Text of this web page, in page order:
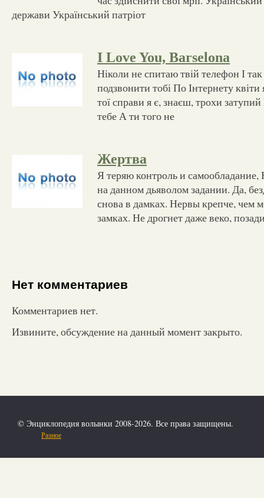
держави Український патріот
I Love You, Barselona
Ніколи не спитаю твій телефон І
подзвонити тобі По Інтернету
тої справи я є, знаєш, трохи
тебе А ти того не
Жертва
Я теряю контроль и
на данном дьяволом задании. Да,
снова в дамках. Нервы крепче, чем
замках. Не дрогнет даже веко,
Нет комментариев
Комментариев нет.
Извините, обсуждение на данный момент закрыто.
© Энциклопедия волынки 2008-2026. Все права защищены.
Разное